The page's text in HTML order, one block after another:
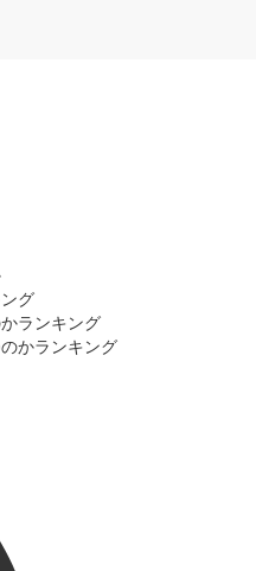
グ
ランキング
かランキング